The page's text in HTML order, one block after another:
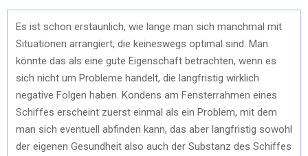
Es ist schon erstaunlich, wie lange man sich manchmal mit
Situationen arrangiert, die keineswegs optimal sind. Man
könnte das als eine gute Eigenschaft betrachten, wenn es
sich nicht um Probleme handelt, die langfristig wirklich
negative Folgen haben. Kondens am Fensterrahmen eines
Schiffes erscheint zuerst einmal als ein Problem, mit dem
man sich eventuell abfinden kann, das aber langfristig sowohl
der eigenen Gesundheit also auch der Substanz des Schiffes